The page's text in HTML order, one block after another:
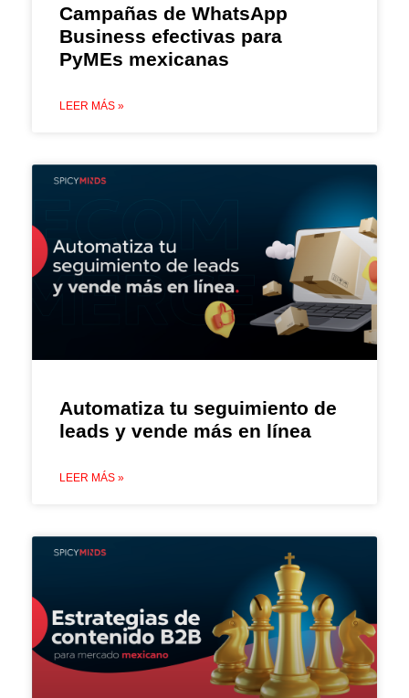
Campañas de WhatsApp
Business efectivas para
PyMEs mexicanas
LEER MÁS »
Automatiza tu seguimiento de
leads y vende más en línea
LEER MÁS »